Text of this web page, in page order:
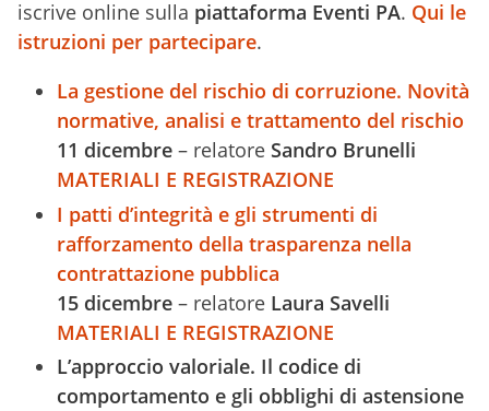
iscrive online sulla piattaforma Eventi PA. Qui le
istruzioni per partecipare.
La gestione del rischio di corruzione. Novità
normative, analisi e trattamento del rischio
11 dicembre – relatore Sandro Brunelli
MATERIALI E REGISTRAZIONE
I patti d’integrità e gli strumenti di
rafforzamento della trasparenza nella
contrattazione pubblica
15 dicembre – relatore Laura Savelli
MATERIALI E REGISTRAZIONE
L’approccio valoriale. Il codice di
comportamento e gli obblighi di astensione